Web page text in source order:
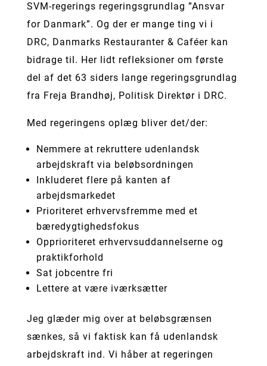
SVM-regerings regeringsgrundlag ”Ansvar
for Danmark”. Og der er mange ting vi i
DRC, Danmarks Restauranter & Caféer kan
bidrage til. Her lidt refleksioner om første
del af det 63 siders lange regeringsgrundlag
fra Freja Brandhøj, Politisk Direktør i DRC.
Med regeringens oplæg bliver det/der:
Nemmere at rekruttere udenlandsk
arbejdskraft via beløbsordningen
Inkluderet flere på kanten af
arbejdsmarkedet
Prioriteret erhvervsfremme med et
bæredygtighedsfokus
Opprioriteret erhvervsuddannelserne og
praktikforhold
Sat jobcentre fri
Lettere at være iværksætter
Jeg glæder mig over at beløbsgrænsen
sænkes, så vi faktisk kan få udenlandsk
arbejdskraft ind. Vi håber at regeringen